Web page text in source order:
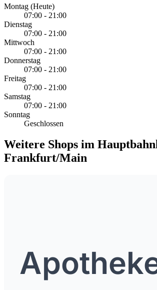
Montag (Heute)
07:00 - 21:00
Dienstag
07:00 - 21:00
Mittwoch
07:00 - 21:00
Donnerstag
07:00 - 21:00
Freitag
07:00 - 21:00
Samstag
07:00 - 21:00
Sonntag
Geschlossen
Weitere Shops im
Frankfurt/Main